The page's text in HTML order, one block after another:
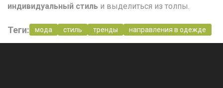
индивидуальный стиль и выделиться из толпы.
Теги: мода стиль тренды направления в одежде